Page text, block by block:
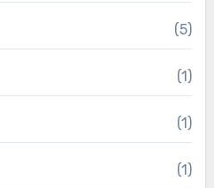
(5)
(1)
(1)
(1)